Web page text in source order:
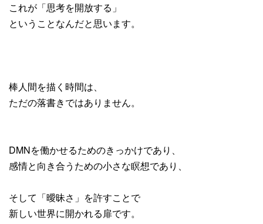
これが「思考を開放する」
ということなんだと思います。
棒人間を描く時間は、
ただの落書きではありません。
DMNを働かせるためのきっかけであり、
感情と向き合うための小さな瞑想であり、
そして「曖昧さ」を許すことで
新しい世界に開かれる扉です。